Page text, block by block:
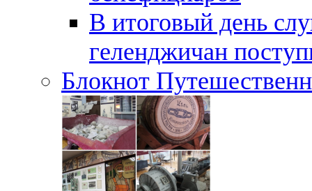
В итоговый день
геленджичан
Блокнот